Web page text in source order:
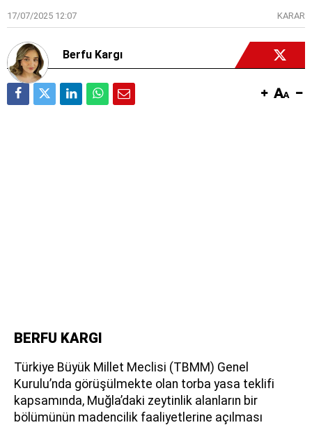
17/07/2025 12:07 KARAR
Berfu Kargı
BERFU KARGI
Türkiye Büyük Millet Meclisi (TBMM) Genel
Kurulu’nda görüşülmekte olan torba yasa teklifi
kapsamında, Muğla’daki zeytinlik alanların bir
bölümünün madencilik faaliyetlerine açılması